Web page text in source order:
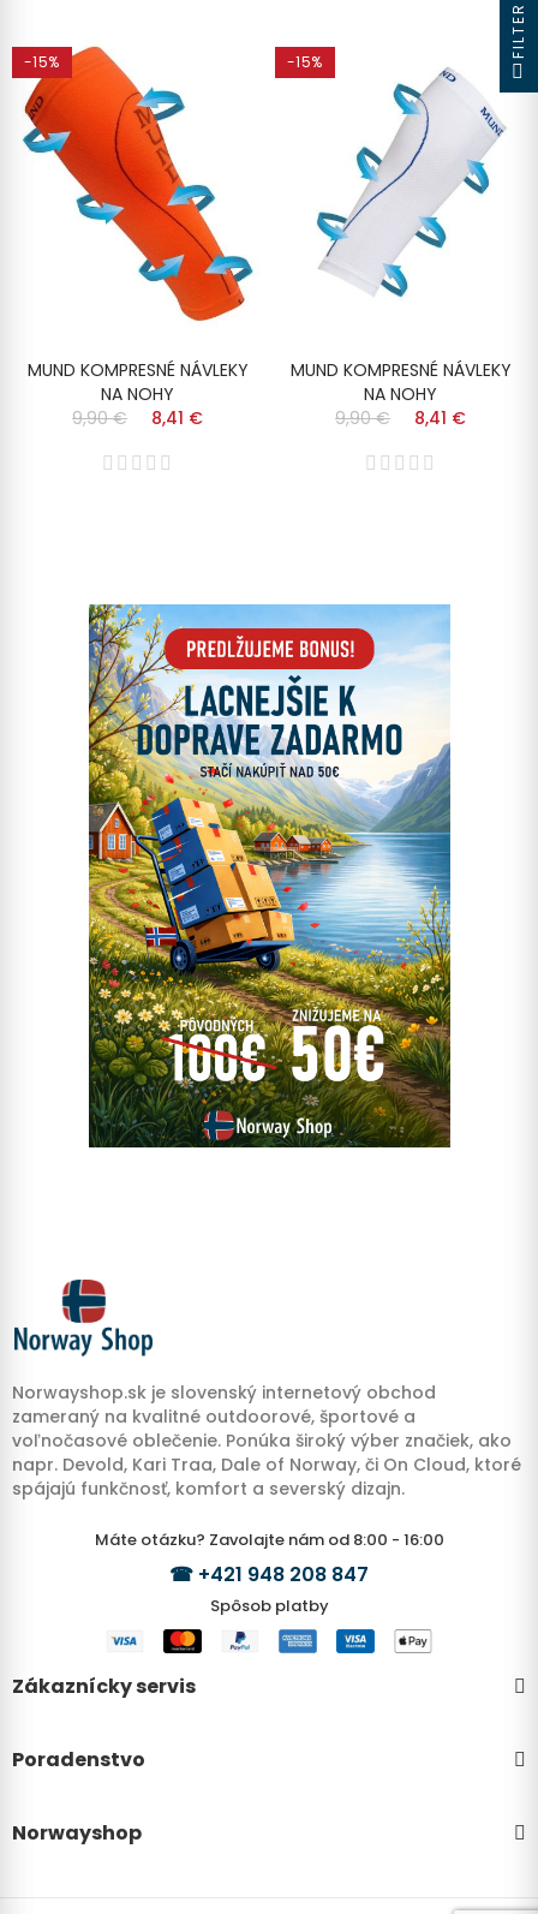
-15%
MUND KOMPRESNÉ NÁVLEKY
NA NOHY
9,90 €
8,41 €
-15%
MUND KOMPRESNÉ NÁVLEKY
NA NOHY
9,90 €
8,41 €
Norwayshop.sk je slovenský internetový obchod
zameraný na kvalitné outdoorové, športové a
voľnočasové oblečenie. Ponúka široký výber značiek, ako
napr. Devold, Kari Traa, Dale of Norway, či On Cloud, ktoré
spájajú funkčnosť, komfort a severský dizajn.
Máte otázku? Zavolajte nám od 8:00 - 16:00
☎ +421 948 208 847
Spôsob platby
Zákaznícky servis
Poradenstvo
Norwayshop
FILTER